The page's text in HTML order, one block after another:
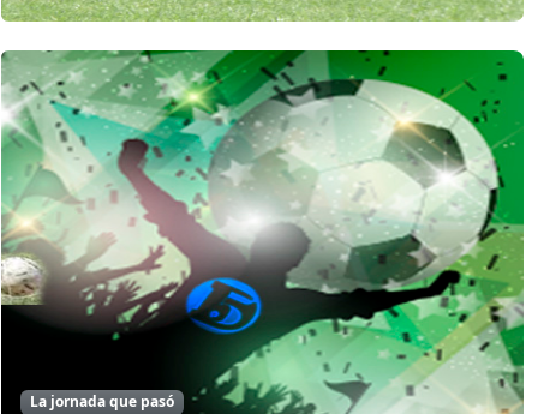
La jornada que pasó